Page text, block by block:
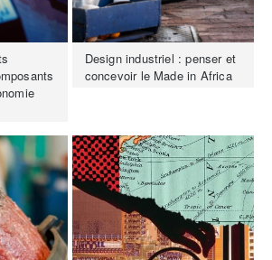
Design industriel : penser et
concevoir le Made in Africa